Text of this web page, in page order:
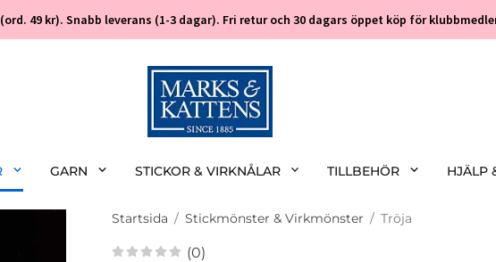
49 kr). Snabb leverans (1-3 dagar). Fri retur och 30 dagars öppet köp för
GARN STICKOR & VIRKNÅLAR TILLBEHÖR HJÄLP
Startsida / Stickmönster & Virkmönster / Tröja
(0)